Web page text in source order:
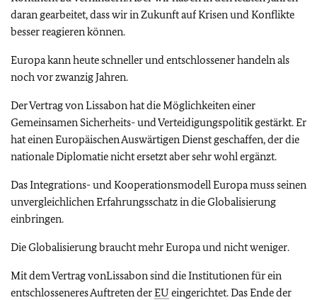
daran gearbeitet, dass wir in Zukunft auf Krisen und Konflikte
besser reagieren können.
Europa kann heute schneller und entschlossener handeln als
noch vor zwanzig Jahren.
Der Vertrag von Lissabon hat die Möglichkeiten einer
Gemeinsamen Sicherheits- und Verteidigungspolitik gestärkt. Er
hat einen Europäischen Auswärtigen Dienst geschaffen, der die
nationale Diplomatie nicht ersetzt aber sehr wohl ergänzt.
Das Integrations- und Kooperationsmodell Europa muss seinen
unvergleichlichen Erfahrungsschatz in die Globalisierung
einbringen.
Die Globalisierung braucht mehr Europa und nicht weniger.
Mit dem Vertrag vonLissabon sind die Institutionen für ein
entschlosseneres Auftreten derEU eingerichtet.Das Ende der